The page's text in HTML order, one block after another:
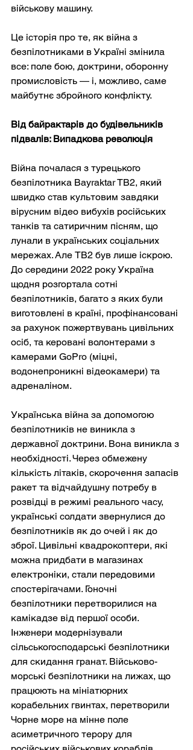
військову машину.
Це історія про те, як війна з
безпілотниками в Україні змінила
все: поле бою, доктрини, оборонну
промисловість — і, можливо, саме
майбутнє збройного конфлікту.
Від байрактарів до будівельників
підвалів: Випадкова революція
Війна почалася з турецького
безпілотника Bayraktar TB2, який
швидко став культовим завдяки
вірусним відео вибухів російських
танків та сатиричним пісням, що
лунали в українських соціальних
мережах. Але TB2 був лише іскрою.
До середини 2022 року Україна
щодня розгортала сотні
безпілотників, багато з яких були
виготовлені в країні, профінансовані
за рахунок пожертвувань цивільних
осіб, та керовані волонтерами з
камерами GoPro (міцні,
водонепроникні відеокамери) та
адреналіном.
Українська війна за допомогою
безпілотників не виникла з
державної доктрини. Вона виникла з
необхідності. Через обмежену
кількість літаків, скорочення запасів
ракет та відчайдушну потребу в
розвідці в режимі реального часу,
українські солдати звернулися до
безпілотників як до очей і як до
зброї. Цивільні квадрокоптери, які
можна придбати в магазинах
електроніки, стали передовими
спостерігачами. Гоночні
безпілотники перетворилися на
камікадзе від першої особи.
Інженери модернізували
сільськогосподарські безпілотники
для скидання гранат. Військово-
морські безпілотники на лижах, що
працюють на мініатюрних
корабельних гвинтах, перетворили
Чорне море на мінне поле
асиметричного терору для